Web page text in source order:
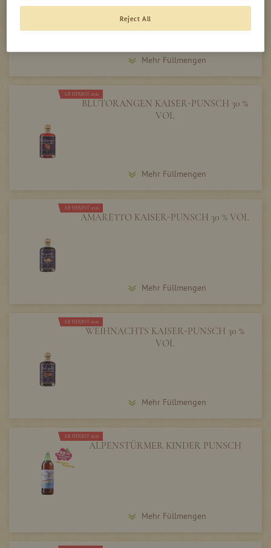
Mehr Füllmengen
AB HERBST 2026
BLUTORANGEN KAISER-PUNSCH 30 %
VOL
Mehr Füllmengen
AB HERBST 2026
AMARETTO KAISER-PUNSCH 30 % VOL
Mehr Füllmengen
AB HERBST 2026
WEIHNACHTS KAISER-PUNSCH 30 %
VOL
Mehr Füllmengen
AB HERBST 2026
ALPENSTÜRMER KINDER PUNSCH
Mehr Füllmengen
Reject All